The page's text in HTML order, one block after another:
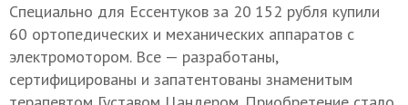
Специально для Ессентуков за 20 152 рубля купили
60 ортопедических и механических аппаратов с
электромотором. Все — разработаны,
сертифицированы и запатентованы знаменитым